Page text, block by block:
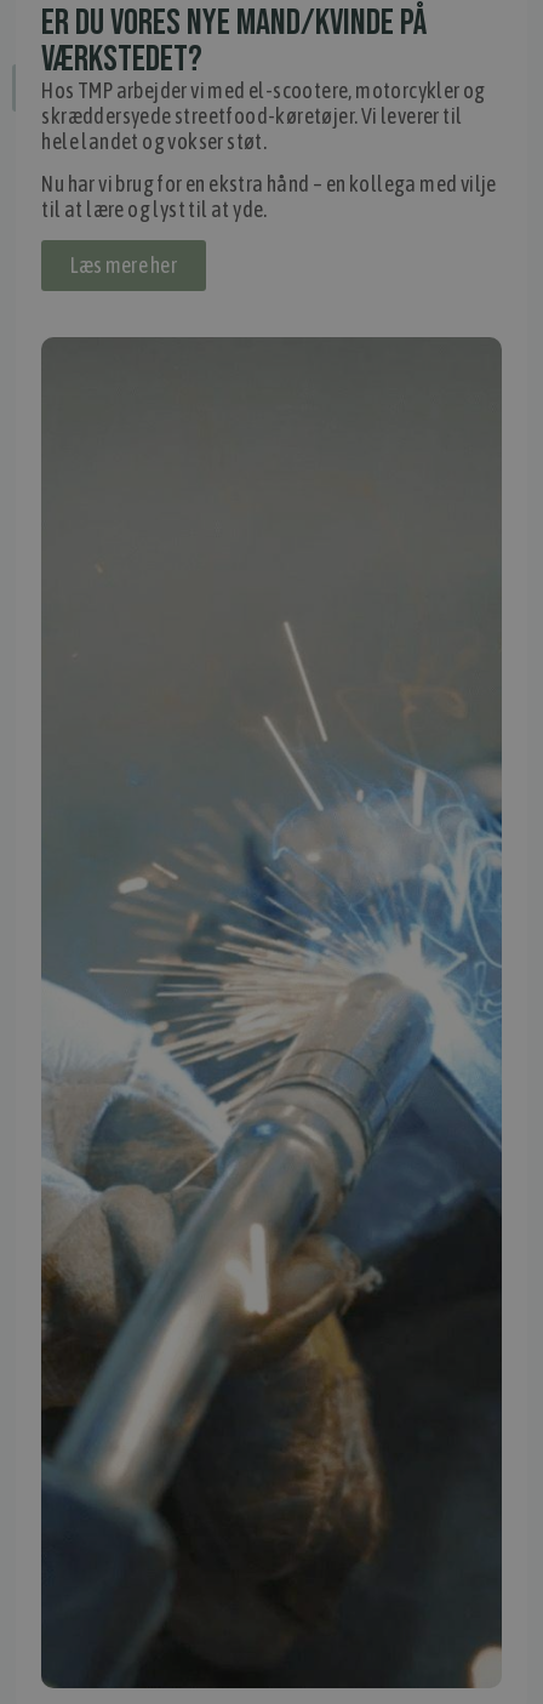
Fortryd dit køb
IMPORTØR
Alle mærker og modeller på tmp.dk importeres i Danmark af:
Thomas Møller Pedersen Aps.
Elmevej 18, Glyngøre 7870 Roslev
Ansøg om at blive forhandler
Energiberegner
TMP Historie
Cookie og Privatlivspolitik
Salgs- og leveringsbetingelser
Vores brands
Mandag - Torsdag
09:00 - 16:00
09:00 - 15:30
Lukket
FØLG TMP
Facebook
Youtube
Instagram
TMP BRAND SHOPS
ER DU VORES NYE MAND/KVINDE PÅ
VÆRKSTEDET?
Hos TMP arbejder vi med el-scootere, motorcykler og
skræddersyede streetfood-køretøjer. Vi leverer til
hele landet og vokser støt.
Nu har vi brug for en ekstra hånd – en kollega med vilje
til at lære og lyst til at yde.
Læs mere her